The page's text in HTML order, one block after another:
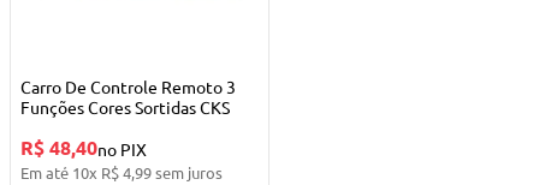
Carro De Controle Remoto 3
Funções Cores Sortidas CKS
R$ 48,40no PIX
Em até 10x R$4,99sem juros